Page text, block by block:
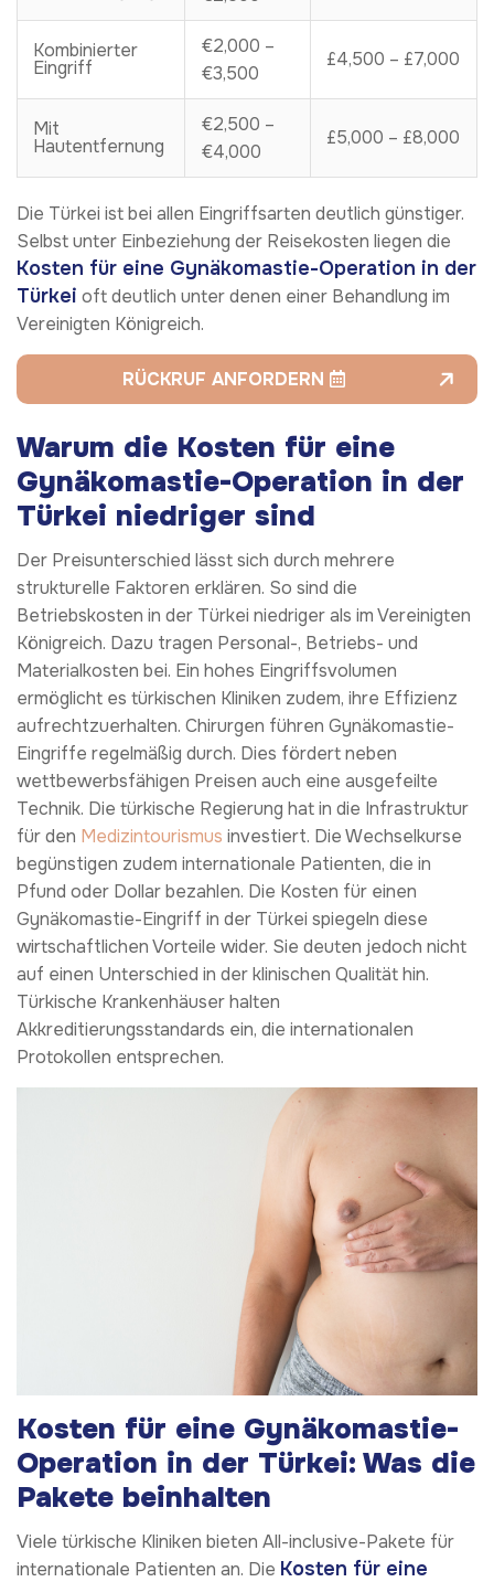
Kombinierter
Eingriff
€2,000 –
€3,500
£4,500 – £7,000
Mit
Hautentfernung
€2,500 –
€4,000
£5,000 – £8,000
Die Türkei ist bei allen Eingriffsarten deutlich günstiger.
Selbst unter Einbeziehung der Reisekosten liegen die
Kosten für eine Gynäkomastie-Operation in der
Türkei oft deutlich unter denen einer Behandlung im
Vereinigten Königreich.
RÜCKRUF ANFORDERN
Warum die Kosten für eine
Gynäkomastie-Operation in der
Türkei niedriger sind
Der Preisunterschied lässt sich durch mehrere
strukturelle Faktoren erklären. So sind die
Betriebskosten in der Türkei niedriger als im Vereinigten
Königreich. Dazu tragen Personal-, Betriebs- und
Materialkosten bei. Ein hohes Eingriffsvolumen
ermöglicht es türkischen Kliniken zudem, ihre Effizienz
aufrechtzuerhalten. Chirurgen führen Gynäkomastie-
Eingriffe regelmäßig durch. Dies fördert neben
wettbewerbsfähigen Preisen auch eine ausgefeilte
Technik. Die türkische Regierung hat in die Infrastruktur
für den Medizintourismus investiert. Die Wechselkurse
begünstigen zudem internationale Patienten, die in
Pfund oder Dollar bezahlen. Die Kosten für einen
Gynäkomastie-Eingriff in der Türkei spiegeln diese
wirtschaftlichen Vorteile wider. Sie deuten jedoch nicht
auf einen Unterschied in der klinischen Qualität hin.
Türkische Krankenhäuser halten
Akkreditierungsstandards ein, die internationalen
Protokollen entsprechen.
Kosten für eine Gynäkomastie-
Operation in der Türkei: Was die
Pakete beinhalten
Viele türkische Kliniken bieten All-inclusive-Pakete für
internationale Patienten an. Die Kosten für eine